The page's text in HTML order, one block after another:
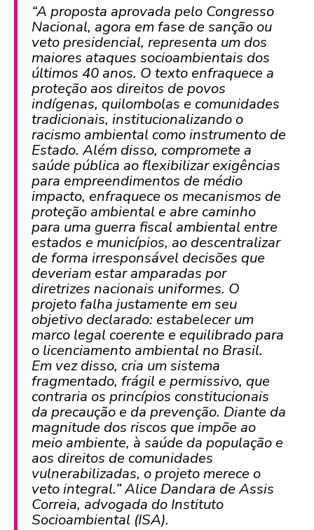
“A proposta aprovada pelo Congresso
Nacional, agora em fase de sanção ou
veto presidencial, representa um dos
maiores ataques socioambientais dos
últimos 40 anos. O texto enfraquece a
proteção aos direitos de povos
indígenas, quilombolas e comunidades
tradicionais, institucionalizando o
racismo ambiental como instrumento de
Estado. Além disso, compromete a
saúde pública ao flexibilizar exigências
para empreendimentos de médio
impacto, enfraquece os mecanismos de
proteção ambiental e abre caminho
para uma guerra fiscal ambiental entre
estados e municípios, ao descentralizar
de forma irresponsável decisões que
deveriam estar amparadas por
diretrizes nacionais uniformes. O
projeto falha justamente em seu
objetivo declarado: estabelecer um
marco legal coerente e equilibrado para
o licenciamento ambiental no Brasil.
Em vez disso, cria um sistema
fragmentado, frágil e permissivo, que
contraria os princípios constitucionais
da precaução e da prevenção. Diante da
magnitude dos riscos que impõe ao
meio ambiente, à saúde da população e
aos direitos de comunidades
vulnerabilizadas, o projeto merece o
veto integral.” Alice Dandara de Assis
Correia, advogada do Instituto
Socioambiental (ISA).